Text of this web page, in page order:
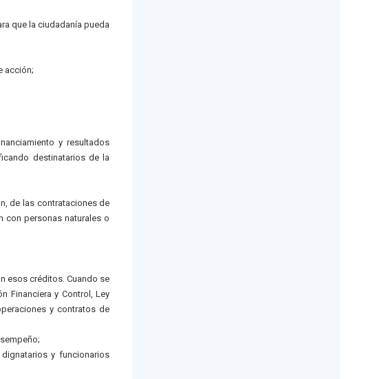
que la ciudadanía pueda
acción;
y resultados
destinatarios de la
de las contrataciones de
con personas naturales o
esos créditos. Cuando se
Financiera y Control, Ley
y contratos de
y funcionarios